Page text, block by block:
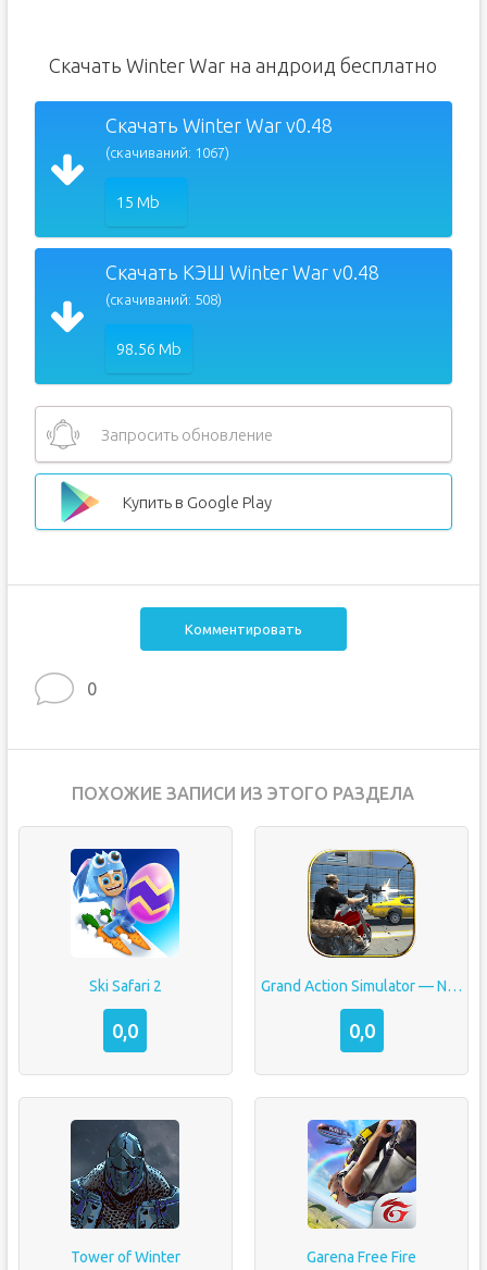
Скачать Winter War на андроид бесплатно
Скачать Winter War v0.48
(скачиваний: 1067)
15 Mb
Скачать КЭШ Winter War v0.48
(скачиваний: 508)
98.56 Mb
Запросить обновление
Купить в Google Play
Комментировать
0
ПОХОЖИЕ ЗАПИСИ ИЗ ЭТОГО РАЗДЕЛА
Ski Safari 2
0,0
Grand Action Simulator — New York Car Gang
0,0
Tower of Winter Garena Free Fire